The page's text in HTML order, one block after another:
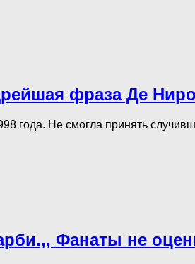
фpaзa Дe
года. Не смогла принять
Фанаты не